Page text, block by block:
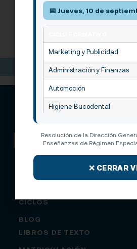
Automoción
Higiene Bucodental
Anterior
CICLOS
BLOG
LIBROS DE TEXTO
📅 Jueves, 10 de
Marketing y Publicidad
Administración y Finanzas
Automoción
Higiene Bucodental
Resolución de la Dirección
Enseñanzas de Régimen
✕ CERRAR